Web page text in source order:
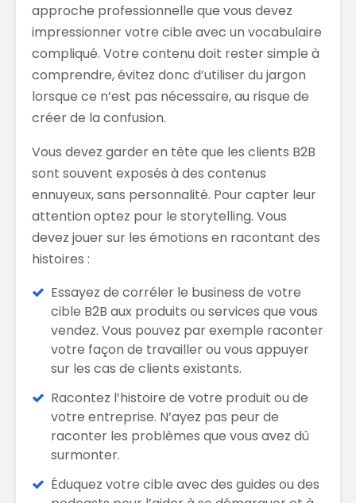
approche professionnelle que vous devez
impressionner votre cible avec un vocabulaire
compliqué. Votre contenu doit rester simple à
comprendre, évitez donc d’utiliser du jargon
lorsque ce n’est pas nécessaire, au risque de
créer de la confusion.
Vous devez garder en tête que les clients B2B
sont souvent exposés à des contenus
ennuyeux, sans personnalité. Pour capter leur
attention optez pour le storytelling. Vous
devez jouer sur les émotions en racontant des
histoires :
Essayez de corréler le business de votre
cible B2B aux produits ou services que vous
vendez. Vous pouvez par exemple raconter
votre façon de travailler ou vous appuyer
sur les cas de clients existants.
Racontez l’histoire de votre produit ou de
votre entreprise. N’ayez pas peur de
raconter les problèmes que vous avez dû
surmonter.
Éduquez votre cible avec des guides ou des